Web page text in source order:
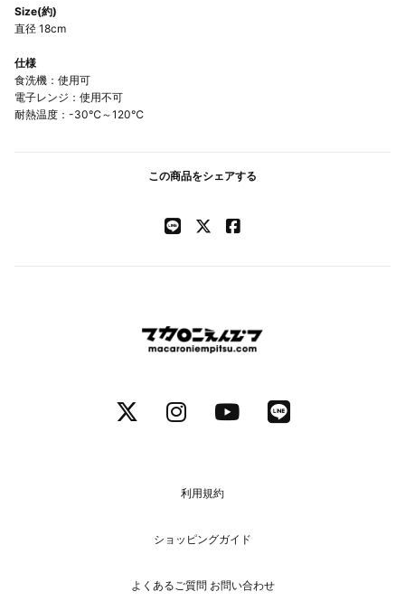
Size(約)
直径 18cm
仕様
食洗機：使用可
電子レンジ：使用不可
耐熱温度：-30℃～120℃
この商品をシェアする
利用規約
ショッピングガイド
よくあるご質問 お問い合わせ